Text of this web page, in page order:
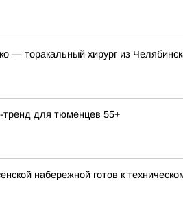
— торакальный хирург из
для тюменцев 55+
набережной готов к